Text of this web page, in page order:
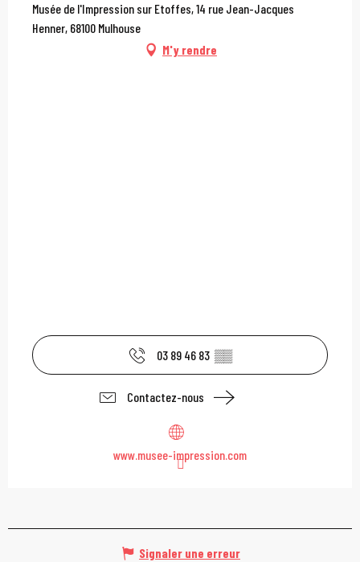
Musée de l'Impression sur Etoffes, 14 rue Jean-Jacques
Henner, 68100 Mulhouse
M'y rendre
03 89 46 83 ▒▒
Contactez-nous
www.musee-impression.com
Signaler une erreur